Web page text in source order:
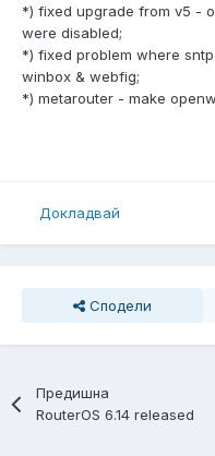
*) fixed upgrade from v5 -
were disabled;
*) fixed problem where
winbox & webfig;
*) metarouter - make
Докладвай
Сподели
Предишна
RouterOS 6.14 released